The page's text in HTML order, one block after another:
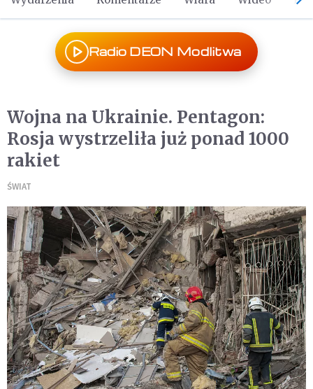
Radio DEON Modlitwa
Wojna na Ukrainie. Pentagon:
Rosja wystrzeliła już ponad 1000
rakiet
ŚWIAT